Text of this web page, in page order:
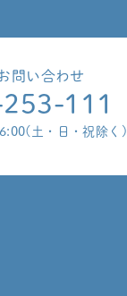
問い合わせ
111
土・日・祝除く)